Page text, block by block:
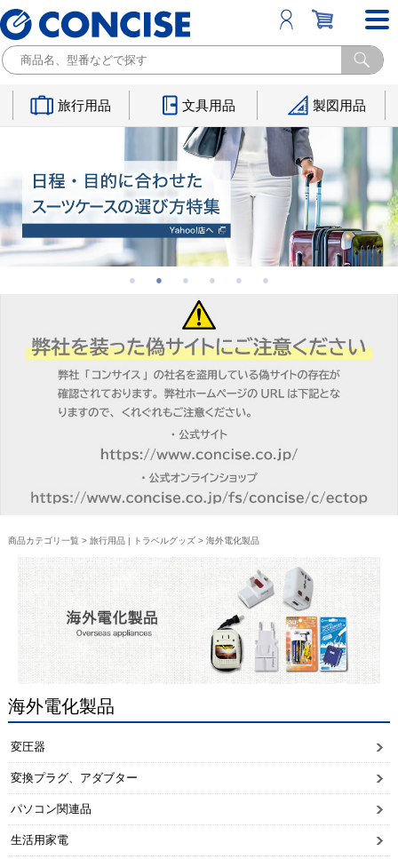
旅行用品 文具用品 製図用品
商品カテゴリ一覧 > 旅行用品 | トラベルグッズ> 海外電化製品
海外電化製品
変圧器
変換プラグ、アダブター
パソコン関連品
生活用家電